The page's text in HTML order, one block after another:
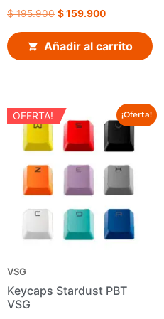
$195.900 $159.900
Añadir al carrito
¡Oferta!
OFERTA!
VSG
Keycaps Stardust PBT
VSG